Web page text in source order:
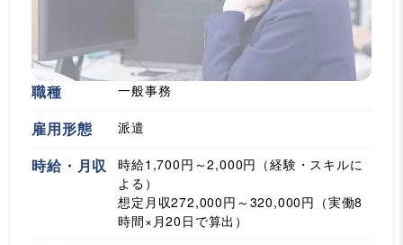
職種 一般事務
雇用形態 派遣
時給・月収
時給1,700円～2,000円（経験・スキルに
よる）
想定月収272,000円～320,000円（実働8
時間×月20日で算出）